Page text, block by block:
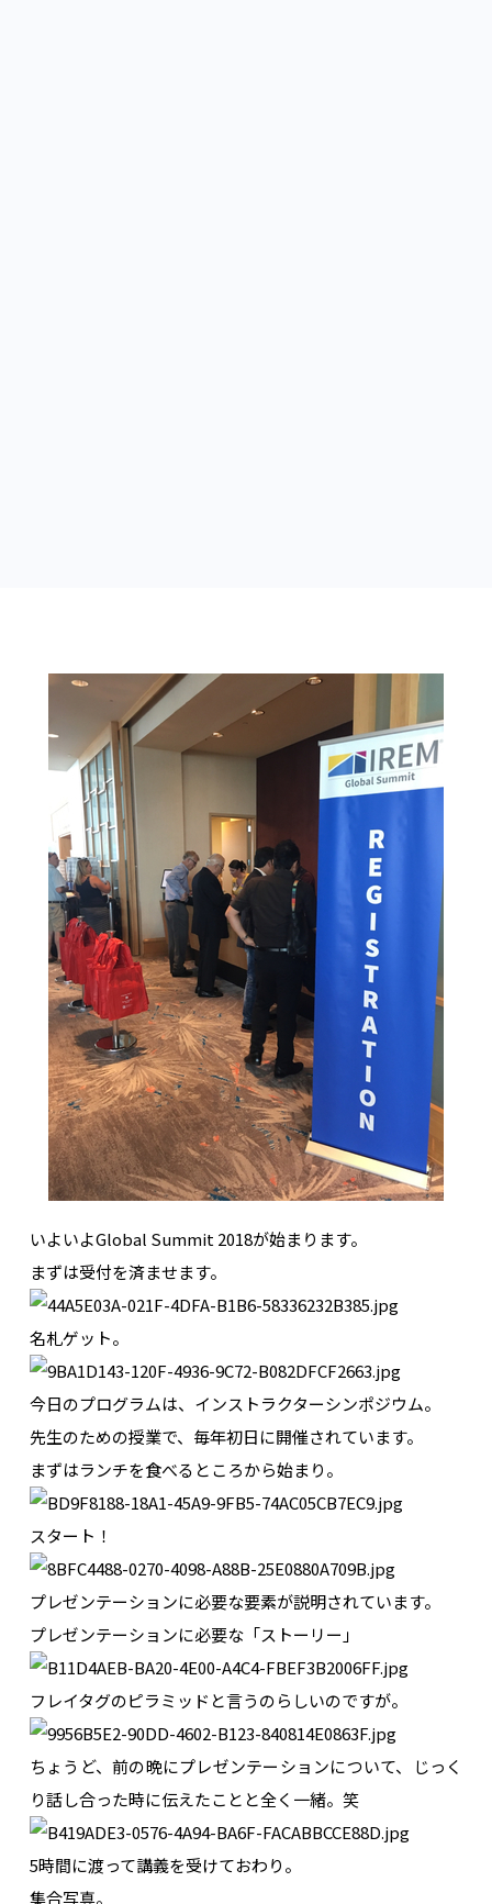
いよいよGlobal Summit 2018が始まります。
まずは受付を済ませます。
名札ゲット。
今日のプログラムは、インストラクターシンポジウム。
先生のための授業で、毎年初日に開催されています。
まずはランチを食べるところから始まり。
スタート！
プレゼンテーションに必要な要素が説明されています。
プレゼンテーションに必要な「ストーリー」
フレイタグのピラミッドと言うのらしいのですが。
ちょうど、前の晩にプレゼンテーションについて、じっく
り話し合った時に伝えたことと全く一緒。笑
5時間に渡って講義を受けておわり。
集合写真。